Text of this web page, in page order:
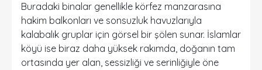
Buradaki binalar genellikle körfez manzarasına
hakim balkonları ve sonsuzluk havuzlarıyla
kalabalık gruplar için görsel bir şölen sunar. İslamlar
köyü ise biraz daha yüksek rakımda, doğanın tam
ortasında yer alan, sessizliği ve serinliğiyle öne